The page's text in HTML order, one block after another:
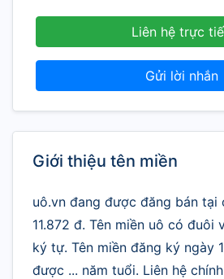
Liên hệ trực
Gửi lời nhắn
Giới thiệu tên miền
uô.vn đang được đăng bán tại
11.872 đ. Tên miền uô có đuôi
ký tự. Tên miền đăng ký ngày
được ... năm tuổi. Liên hệ